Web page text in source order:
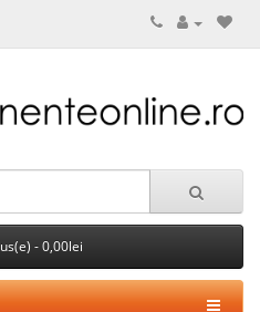
- 0,00lei